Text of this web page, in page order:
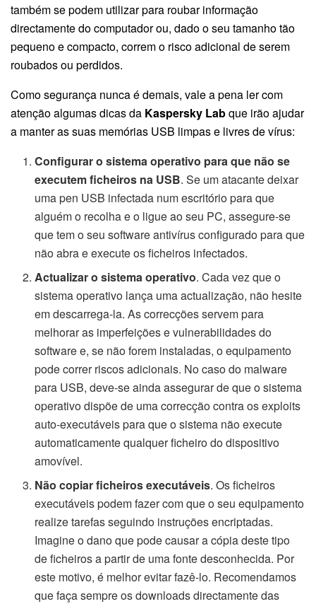
também se podem utilizar para roubar informação
directamente do computador ou, dado o seu tamanho tão
pequeno e compacto, correm o risco adicional de serem
roubados ou perdidos.
Como segurança nunca é demais, vale a pena ler com
atenção algumas dicas da Kaspersky Labque irão ajudar
a manter as suas memórias USB limpas e livres de vírus:
Configurar o sistema operativo para que não se
executem ficheiros na USB. Se um atacante deixar
uma pen USB infectada num escritório para que
alguém o recolha e o ligue ao seu PC, assegure-se
que tem o seu software antivírus configurado para que
não abra e execute os ficheiros infectados.
Actualizar o sistema operativo. Cada vez que o
sistema operativo lança uma actualização, não hesite
em descarrega-la. As correcções servem para
melhorar as imperfeições e vulnerabilidades do
software e, se não forem instaladas, o equipamento
pode correr riscos adicionais. No caso do malware
para USB, deve-se ainda assegurar de que o sistema
operativo dispõe de uma correcção contra os exploits
auto-executáveis para que o sistema não execute
automaticamente qualquer ficheiro do dispositivo
amovível.
Não copiar ficheiros executáveis. Os ficheiros
executáveis podem fazer com que o seu equipamento
realize tarefas seguindo instruções encriptadas.
Imagine o dano que pode causar a cópia deste tipo
de ficheiros a partir de uma fonte desconhecida. Por
este motivo, é melhor evitar fazê-lo. Recomendamos
que faça sempre os downloads directamente das